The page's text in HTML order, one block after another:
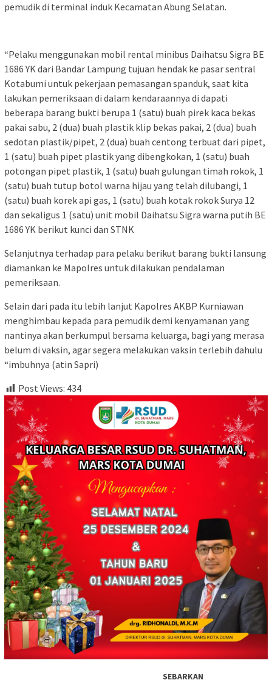
pemudik di terminal induk Kecamatan Abung Selatan.
“Pelaku menggunakan mobil rental minibus Daihatsu Sigra BE
1686 YK dari Bandar Lampung tujuan hendak ke pasar sentral
Kotabumi untuk pekerjaan pemasangan spanduk, saat kita
lakukan pemeriksaan di dalam kendaraannya di dapati
beberapa barang bukti berupa 1 (satu) buah pirek kaca bekas
pakai sabu, 2 (dua) buah plastik klip bekas pakai, 2 (dua) buah
sedotan plastik/pipet, 2 (dua) buah centong terbuat dari pipet,
1 (satu) buah pipet plastik yang dibengkokan, 1 (satu) buah
potongan pipet plastik, 1 (satu) buah gulungan timah rokok, 1
(satu) buah tutup botol warna hijau yang telah dilubangi, 1
(satu) buah korek api gas, 1 (satu) buah kotak rokok Surya 12
dan sekaligus 1 (satu) unit mobil Daihatsu Sigra warna putih BE
1686 YK berikut kunci dan STNK
Selanjutnya terhadap para pelaku berikut barang bukti lansung
diamankan ke Mapolres untuk dilakukan pendalaman
pemeriksaan.
Selain dari pada itu lebih lanjut Kapolres AKBP Kurniawan
menghimbau kepada para pemudik demi kenyamanan yang
nantinya akan berkumpul bersama keluarga, bagi yang merasa
belum di vaksin, agar segera melakukan vaksin terlebih dahulu
“imbuhnya (atin Sapri)
Post Views: 434
SEBARKAN